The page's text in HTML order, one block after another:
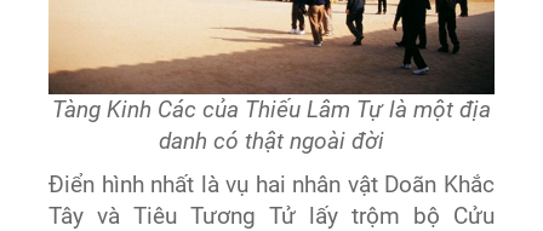
Tàng Kinh Các của Thiếu Lâm Tự là một địa
danh có thật ngoài đời
Điển hình nhất là vụ hai nhân vật Doãn Khắc
Tây và Tiêu Tương Tử lấy trộm bộ Cửu